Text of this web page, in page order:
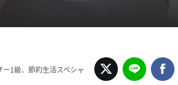
1級、節約生活スペシャ